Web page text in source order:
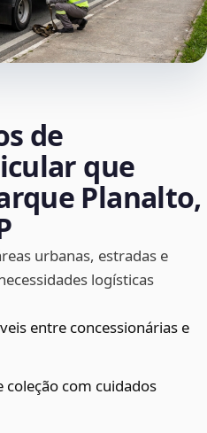
de
que
Planalto,
urbanas, estradas e
logísticas
entre concessionárias e
coleção com cuidados